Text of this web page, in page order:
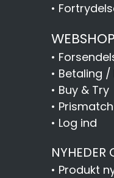
•
•
• Betaling /
• Buy & Try
• Prismatch
• Log ind
NYHEDER
• Produkt